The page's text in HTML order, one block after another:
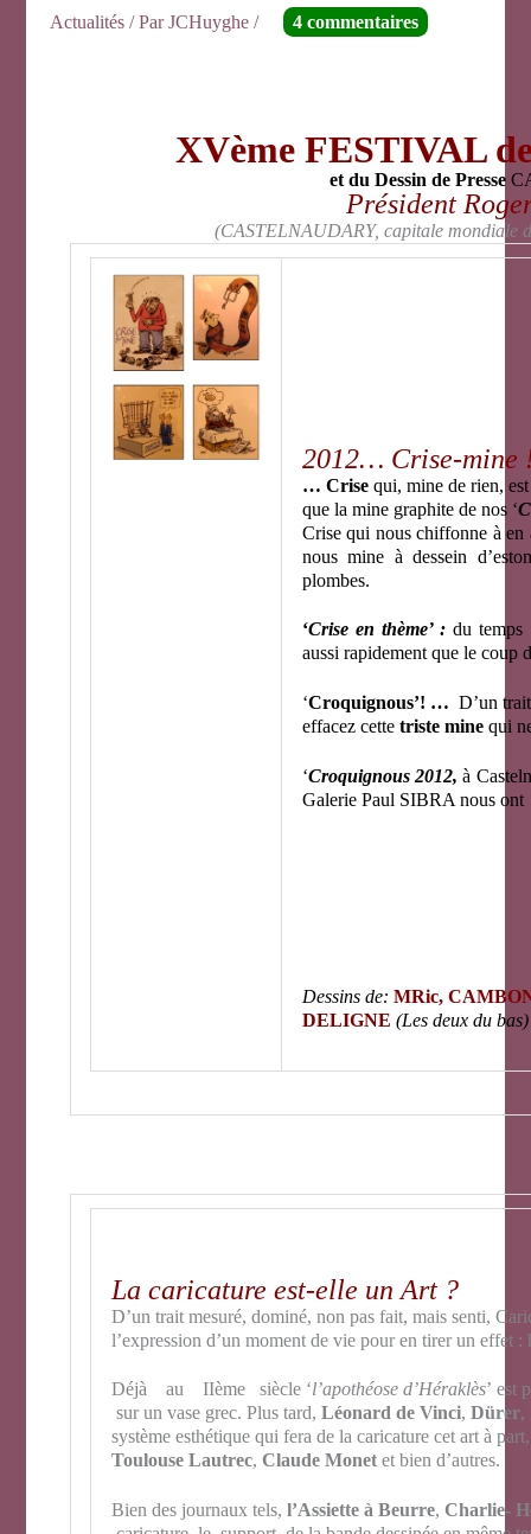
Actualités / ParJCHuyghe/ 4 commentaires
XVème FESTIVAL
et du Dessin de Presse
Président
(CASTELNAUDARY, capitale mondiale
2012… Crise-mine
… Crise qui, mine de rien,
que la mine graphite de nos ‘
Crise qui nous chiffonne à
nous mine à dessein
plombes.
‘Crise en thème’ :du temps
aussi rapidement que le coup
‘Croquignous’! … D’un
effacez cette triste mine qui
‘Croquignous 2012,à
Galerie Paul SIBRA nous
Dessins de: MRic,
DELIGNE (Les deux du
La caricature est-elle un Art ?
D’un trait mesuré, dominé, non pas fait, mais senti,
l’expression d’un moment de vie pour en tirer un effet
Déjà au IIème siècle ‘l’apothéose d’Héraklès’ est
sur un vase grec. Plus tard, Léonard de Vinci, Dürer,
système esthétique qui fera de la caricature cet art à
Toulouse Lautrec, Claude Monet et bien d’autres.
Bien des journaux tels, l’Assiette à Beurre, Charlie-